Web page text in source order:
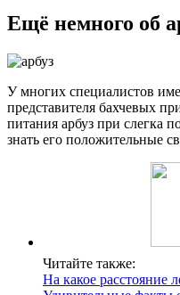
Ещё немного об
У многих специалистов
представителя бахчевых
питания арбуз при слегка
знать его положительные
Читайте также:
На какое расстояние